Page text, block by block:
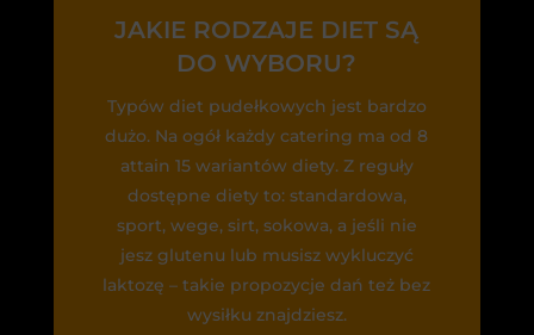
JAKIE RODZAJE DIET SĄ
DO WYBORU?
Typów diet pudełkowych jest bardzo
dużo. Na ogół każdy catering ma od 8
attain 15 wariantów diety. Z reguły
dostępne diety to: standardowa,
sport, wege, sirt, sokowa, a jeśli nie
jesz glutenu lub musisz wykluczyć
laktozę – takie propozycje dań też bez
wysiłku znajdziesz.